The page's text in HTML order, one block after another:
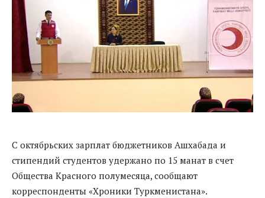
С октябрьских зарплат бюджетников Ашхабада и
стипендий студентов удержано по 15 манат в счет
Общества Красного полумесяца, сообщают
корреспонденты «Хроники Туркменистана».